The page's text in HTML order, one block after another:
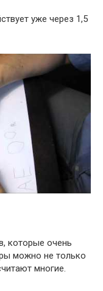
уже через 1,5
которые очень
можно не только
многие.